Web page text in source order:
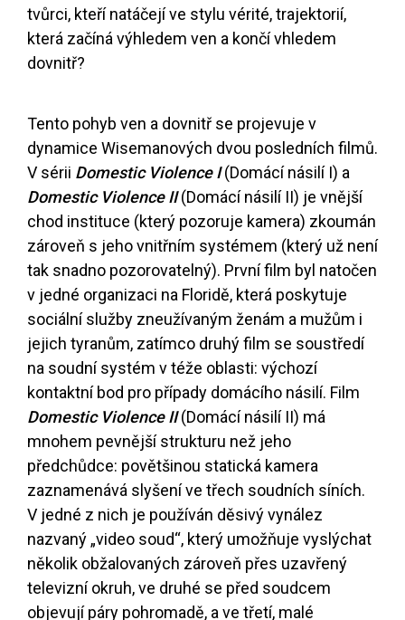
tvůrci, kteří natáčejí ve stylu vérité, trajektorií,
která začíná výhledem ven a končí vhledem
dovnitř?
Tento pohyb ven a dovnitř se projevuje v
dynamice Wisemanových dvou posledních filmů.
V sérii Domestic Violence I (Domácí násilí I) a
Domestic Violence II(Domácí násilí II) je vnější
chod instituce (který pozoruje kamera) zkoumán
zároveň s jeho vnitřním systémem (který už není
tak snadno pozorovatelný). První film byl natočen
v jedné organizaci na Floridě, která poskytuje
sociální služby zneužívaným ženám a mužům i
jejich tyranům, zatímco druhý film se soustředí
na soudní systém v téže oblasti: výchozí
kontaktní bod pro případy domácího násilí. Film
Domestic Violence II (Domácí násilí II) má
mnohem pevnější strukturu než jeho
předchůdce: povětšinou statická kamera
zaznamenává slyšení ve třech soudních síních.
V jedné z nich je používán děsivý vynález
nazvaný „video soud“, který umožňuje vyslýchat
několik obžalovaných zároveň přes uzavřený
televizní okruh, ve druhé se před soudcem
objevují páry pohromadě, a ve třetí, malé